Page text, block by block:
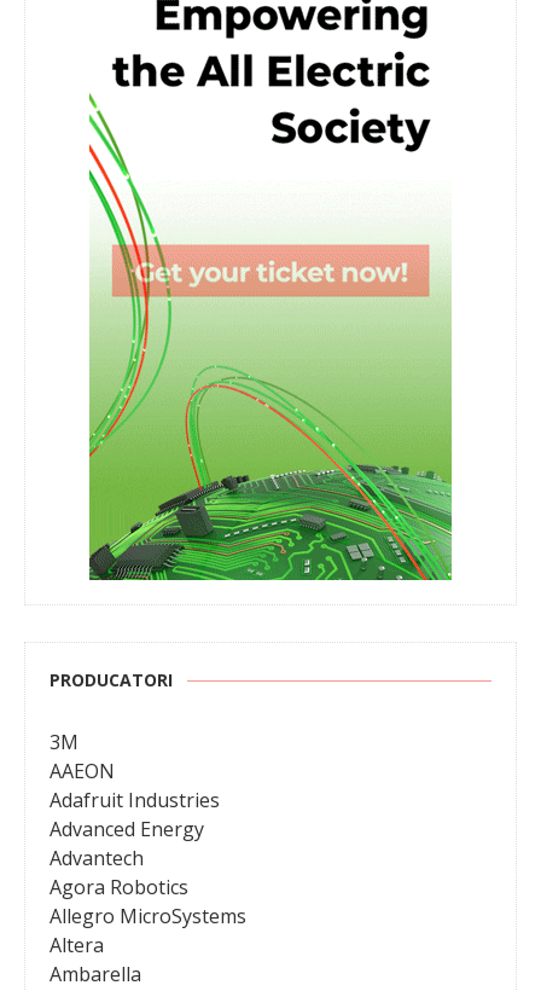
PRODUCATORI
3M
AAEON
Adafruit Industries
Advanced Energy
Advantech
Agora Robotics
Allegro MicroSystems
Altera
Ambarella